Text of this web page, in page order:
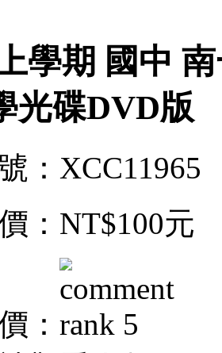
學期 國中
光碟DVD版
：XCC11965
： NT$100元
：